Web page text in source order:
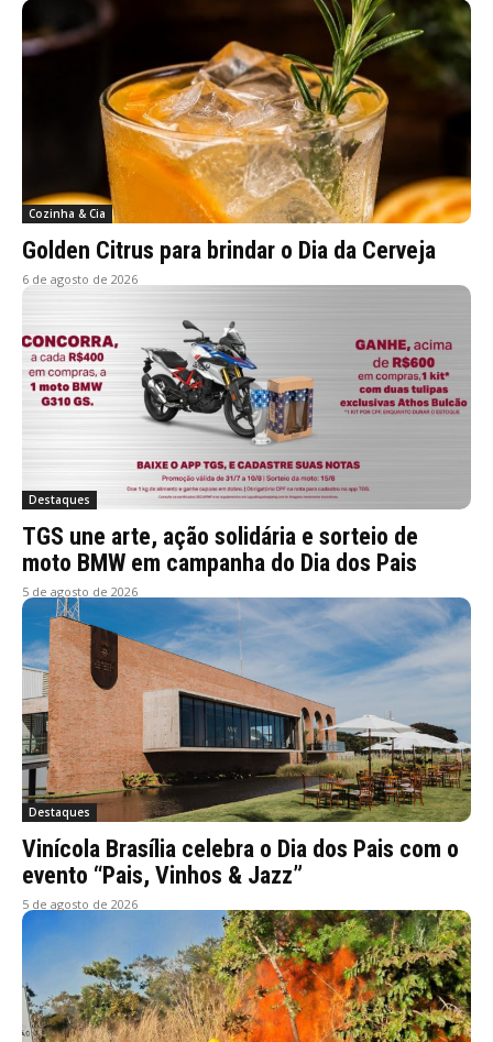
Cozinha & Cia
Golden Citrus para brindar o Dia da Cerveja
6 de agosto de 2026
Destaques
TGS une arte, ação solidária e sorteio de
moto BMW em campanha do Dia dos Pais
5 de agosto de 2026
Destaques
Vinícola Brasília celebra o Dia dos Pais com o
evento “Pais, Vinhos & Jazz”
5 de agosto de 2026